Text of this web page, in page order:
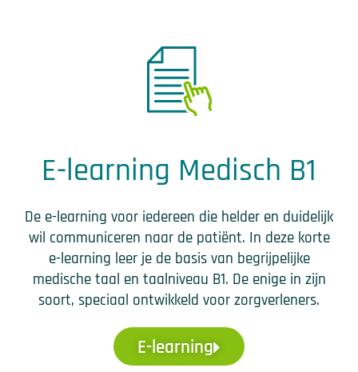
E-learning Medisch B1
De e-learning voor iedereen die helder en duidelijk
wil communiceren naar de patiënt. In deze korte
e-learning leer je de basis van begrijpelijke
medische taal en taalniveau B1. De enige in zijn
soort, speciaal ontwikkeld voor zorgverleners.
E-learning